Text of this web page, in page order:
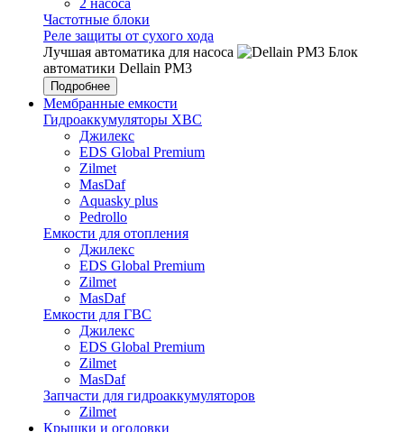
2 насоса
Частотные блоки
Реле защиты от сухого хода
Лучшая автоматика для насоса
Блок
автоматики Dellain PM3
Подробнее
Мембранные емкости
Гидроаккумуляторы ХВС
Джилекс
EDS Global Premium
Zilmet
MasDaf
Aquasky plus
Pedrollo
Емкости для отопления
Джилекс
EDS Global Premium
Zilmet
MasDaf
Емкости для ГВС
Джилекс
EDS Global Premium
Zilmet
MasDaf
Запчасти для гидроаккумуляторов
Zilmet
Крышки и оголовки